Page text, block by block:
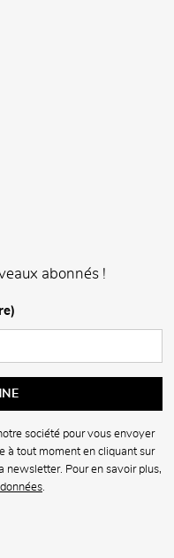
abonnés !
société pour vous envoyer
à tout moment en cliquant sur
newsletter. Pour en savoir plus,
.